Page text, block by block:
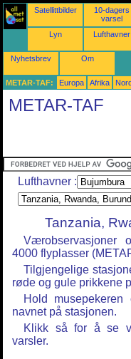
Satellittbilder
10-dagers
varsel
Lyn Lufthavner
Nyhetsbrev Om
METAR-TAF: Europa Afrika
METAR-TAF
Lufthavner :
Tanzania,
Værobservasjoner
4000 flyplasser
Tilgjengelige
røde og gule prikkene
Hold
navnet på stasjonen.
Klikk så for å se
varsler.